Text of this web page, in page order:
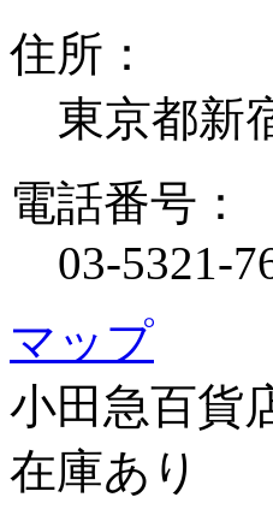
住所：
東京都新
電話番号：
03-5321-
マップ
小田急百貨
在庫あり